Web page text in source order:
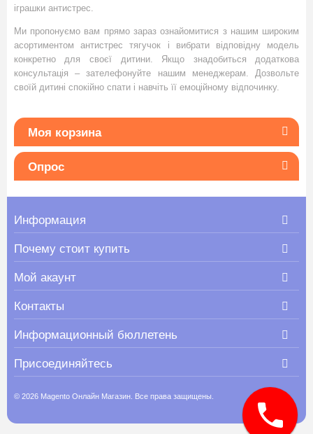
іграшки антистрес.
Ми пропонуємо вам прямо зараз ознайомитися з нашим широким
асортиментом антистрес тягучок і вибрати відповідну модель
конкретно для своєї дитини. Якщо знадобиться додаткова
консультація – зателефонуйте нашим менеджерам. Дозвольте
своїй дитині спокійно спати і навчіть її емоційному відпочинку.
Моя корзина
Опрос
Информация
Почему стоит купить
Мой акаунт
Контакты
Информационный бюллетень
Присоединяйтесь
© 2026 Magento Онлайн Магазин. Все права защищены.
Кнопка
Связи